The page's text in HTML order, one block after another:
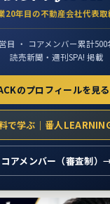
20年目の不動産会社代表取
目 ・ コアメンバー累計500
読売新聞・週刊SPA! 掲載
のプロフィールを見
で学ぶ｜番人
コアメンバー（審査制）